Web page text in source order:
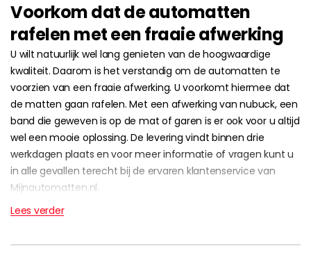
Voorkom dat de automatten
rafelen met een fraaie afwerking
U wilt natuurlijk wel lang genieten van de hoogwaardige
kwaliteit. Daarom is het verstandig om de automatten te
voorzien van een fraaie afwerking. U voorkomt hiermee dat
de matten gaan rafelen. Met een afwerking van nubuck, een
band die geweven is op de mat of garen is er ook voor u altijd
wel een mooie oplossing. De levering vindt binnen drie
werkdagen plaats en voor meer informatie of vragen kunt u
in alle gevallen terecht bij de ervaren klantenservice van
Mijnautomatten.nl.
Lees verder